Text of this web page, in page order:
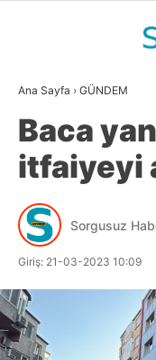
SİYASET
EKONOMİ
SPOR
MAGAZİN
Ana Sayfa › GÜNDEM
Baca
itfaiyeyi
Sorgusuz
Giriş: 21-03-2023 10:09